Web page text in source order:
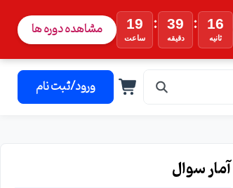
19
ساعت
: 39
دقیقه
: 15
ثانیه مشاهده دوره ها
ورود/ثبت نام
آمار سوال